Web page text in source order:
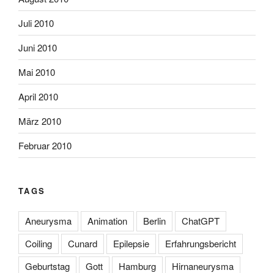
Juli 2010
Juni 2010
Mai 2010
April 2010
März 2010
Februar 2010
TAGS
Aneurysma Animation Berlin
ChatGPT
Coiling
Cunard Epilepsie
Erfahrungsbericht
Geburtstag
Gott Hamburg
Hirnaneurysma